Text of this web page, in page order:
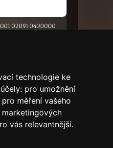
technologie ke
pro umožnění
pro měření vašeho
vás relevantnější.
001 02091 0400000
Tech.info